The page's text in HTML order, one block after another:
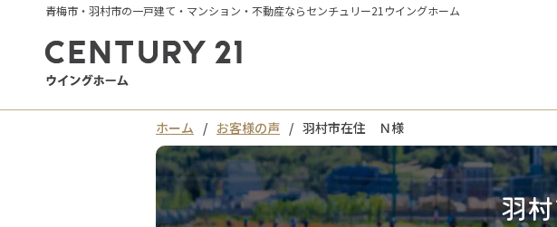
青梅市・羽村市の一戸建て・マンション・不動産ならセンチュリー21ウイングホーム
ホーム お客様の声 羽村市在住 Ｎ様
羽